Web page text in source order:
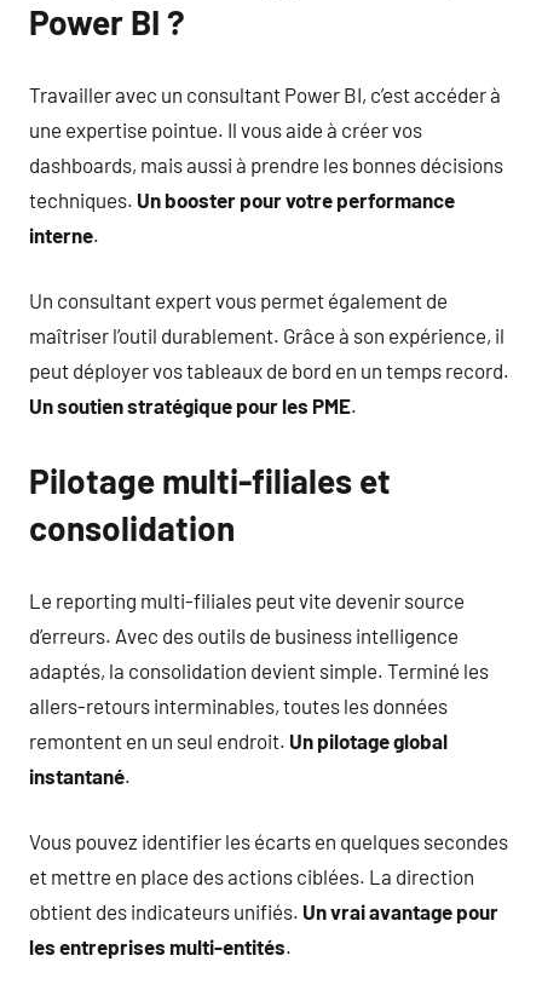
Power BI ?
Travailler avec un consultant Power BI, c’est accéder à
une expertise pointue. Il vous aide à créer vos
dashboards, mais aussi à prendre les bonnes décisions
techniques. Un booster pour votre performance
interne.
Un consultant expert vous permet également de
maîtriser l’outil durablement. Grâce à son expérience, il
peut déployer vos tableaux de bord en un temps record.
Un soutien stratégique pour les PME.
Pilotage multi-filiales et
consolidation
Le reporting multi-filiales peut vite devenir source
d’erreurs. Avec des outils de business intelligence
adaptés, la consolidation devient simple. Terminé les
allers-retours interminables, toutes les données
remontent en un seul endroit. Un pilotage global
instantané.
Vous pouvez identifier les écarts en quelques secondes
et mettre en place des actions ciblées. La direction
obtient des indicateurs unifiés. Un vrai avantage pour
les entreprises multi-entités.